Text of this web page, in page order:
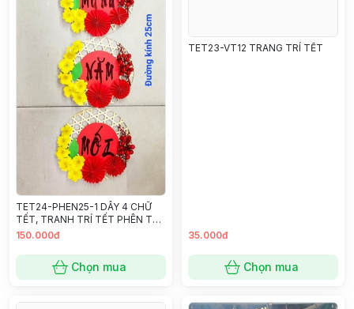
TET24-PHEN25-1 DÂY 4 CHỮ
TẾT, TRANH TRÍ TẾT PHÊN TRE
TRÒN 25CM
150.000đ
Chọn mua
TET23-VT12 TRANG TRÍ TẾT
35.000đ
Chọn mua